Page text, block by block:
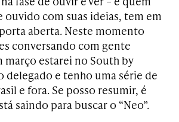
ouvido com suas ideias, tem em
aberta. Neste momento
conversando com gente
março estarei no South by
delegado e tenho uma série de
e fora. Se posso resumir, é
saindo para buscar o “Neo”.